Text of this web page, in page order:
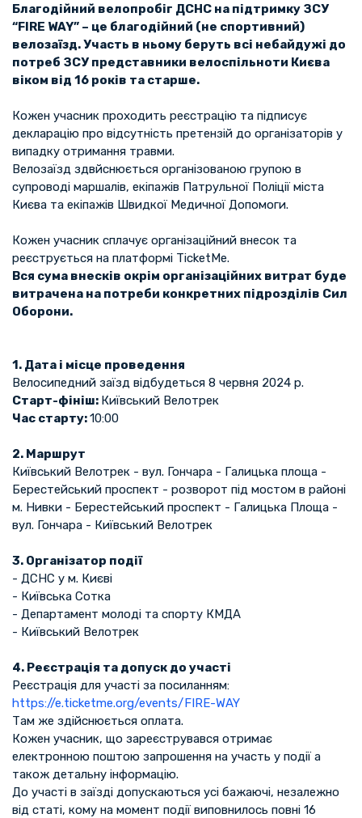
Благодійний велопробіг ДСНС на підтримку ЗСУ
“FIRE WAY” – це благодійний (не спортивний)
велозаїзд. Участь в ньому беруть всі небайдужі до
потреб ЗСУ представники велоспільноти Києва
віком від 16 років та старше.
Кожен учасник проходить реєстрацію та підписує
декларацію про відсутність претензій до організаторів у
випадку отримання травми.
Велозаїзд здвйснюється організованою групою в
супроводі маршалів, екіпажів Патрульної Поліції міста
Києва та екіпажів Швидкої Медичної Допомоги.
Кожен учасник сплачує організаційний внесок та
реєструється на платформі TicketMe.
Вся сума внесків окрім організаційних витрат буде
витрачена на потреби конкретних підрозділів Сил
Оборони.
1. Дата і місце проведення
Велосипедний заїзд відбудеться 8 червня 2024 р.
Старт-фініш: Київський Велотрек
Час старту:10:00
2. Маршрут
Київський Велотрек - вул. Гончара - Галицька площа -
Берестейський проспект - розворот під мостом в районі
м. Нивки - Берестейський проспект - Галицька Площа -
вул. Гончара - Київський Велотрек
3. Організатор події
- ДСНС у м. Києві
- Київська Сотка
- Департамент молоді та спорту КМДА
- Київський Велотрек
4. Реєстрація та допуск до участі
Реєстрація для участі за посиланням:
https://e.ticketme.org/events/FIRE-WAY
Там же здійснюється оплата.
Кожен учасник, що зареєструвався отримає
електронною поштою запрошення на участь у події а
також детальну інформацію.
До участі в заїзді допускаються усі бажаючі, незалежно
від статі, кому на момент події виповнилось повні 16